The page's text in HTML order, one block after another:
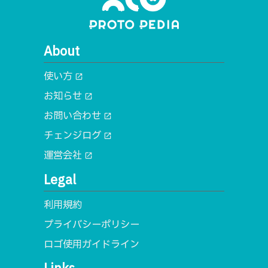
About
使い方 open_in_new
お知らせ open_in_new
お問い合わせ open_in_new
チェンジログ open_in_new
運営会社 open_in_new
Legal
利用規約
プライバシーポリシー
ロゴ使用ガイドライン